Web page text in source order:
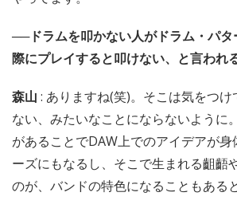
──ドラムを叩かない人がドラム・パ
際にプレイすると叩けない、と言われ
森山 : ありますね(笑)。そこは気をつけ
ない、みたいなことにならないように
があることでDAW上でのアイデアが身
ーズにもなるし、そこで生まれる齟齬
のが、バンドの特色になることもある